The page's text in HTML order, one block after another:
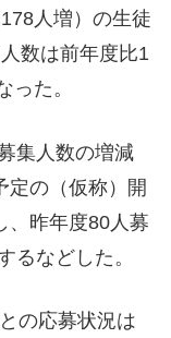
人増）の生徒
数は前年度比1
った。
集人数の増減
定の（仮称）開
、昨年度80人募
るなどした。
の応募状況は